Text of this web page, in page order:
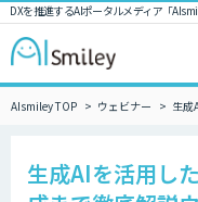
DXを推進するAIポータルメディア「
AIsmiley TOP ウェビナー 生成
生成AIを活用し